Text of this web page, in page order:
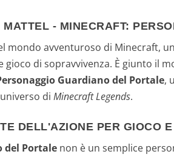
- MINECRAFT:
mondo avventuroso di Minecraft,
gioco di sopravvivenza. È giunto il
Guardiano del Portale,
di Minecraft Legends.
DELL'AZIONE PER GIOCO
del Portale non è un semplice